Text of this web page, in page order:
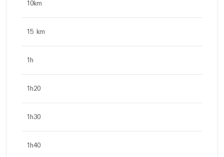
10km
15 km
1h
1h20
1h30
1h40